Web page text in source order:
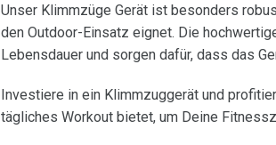
Unser Klimmzüge Gerät ist besonders
den Outdoor-Einsatz eignet. Die
Lebensdauer und sorgen dafür, dass das
Investiere in ein Klimmzuggerät und
tägliches Workout bietet, um Deine